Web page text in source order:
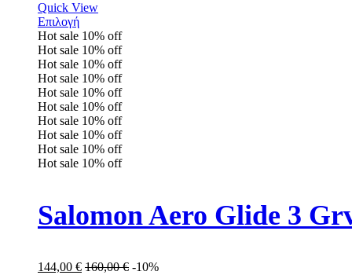
Quick View
Επιλογή
Hot sale 10% off
Hot sale 10% off
Hot sale 10% off
Hot sale 10% off
Hot sale 10% off
Hot sale 10% off
Hot sale 10% off
Hot sale 10% off
Hot sale 10% off
Hot sale 10% off
Salomon Aero Glide 3
144,00 € 160,00€ -10%